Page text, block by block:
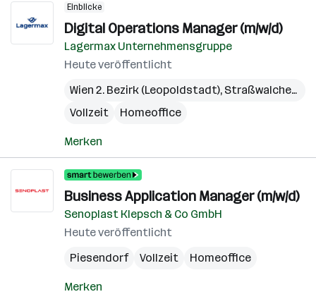
Einblicke
Digital Operations Manager (m/w/d)
Lagermax Unternehmensgruppe
Heute veröffentlicht
Wien 2. Bezirk (Leopoldstadt), Straßwalchen
Vollzeit
Homeoffice
Merken
Business Application Manager (m/w/d)
Senoplast Klepsch & Co GmbH
Heute veröffentlicht
Piesendorf
Vollzeit Homeoffice
Merken